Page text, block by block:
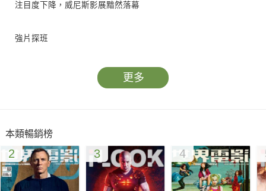
注目度下降，威尼斯影展黯然落幕
強片探班
Untitled Woody Allen Project
COVER STORY
怒火特攻隊 Fury
更多
本類暢銷榜
2 3 4